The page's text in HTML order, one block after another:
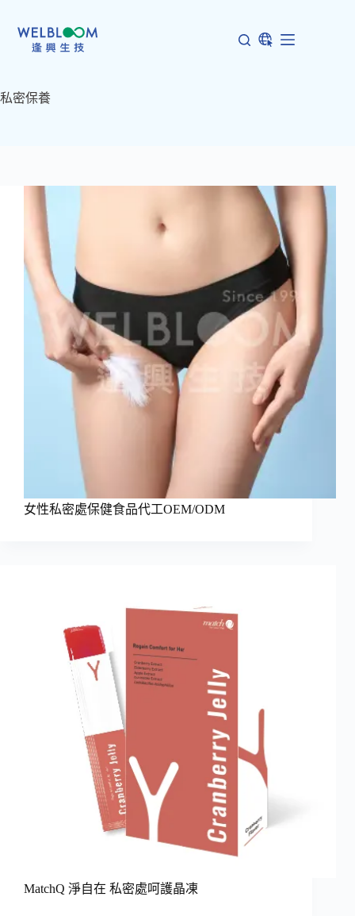
容
私密保養
女性私密處保健食品代工OEM/ODM
MatchQ 淨自在 私密處呵護晶凍